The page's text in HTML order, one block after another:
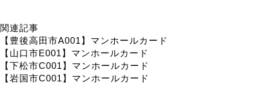
関連記事
【豊後高田市A001】マンホールカード
【山口市E001】マンホールカード
【下松市C001】マンホールカード
【岩国市C001】マンホールカード